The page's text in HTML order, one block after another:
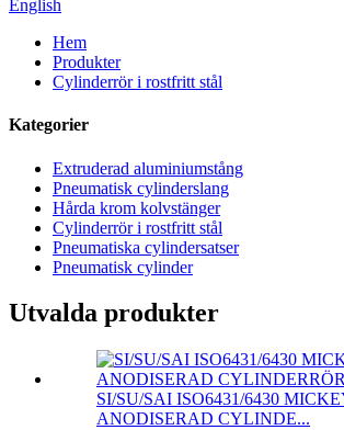
English
Hem
Produkter
Cylinderrör i rostfritt stål
Kategorier
Extruderad aluminiumstång
Pneumatisk cylinderslang
Hårda krom kolvstänger
Cylinderrör i rostfritt stål
Pneumatiska cylindersatser
Pneumatisk cylinder
Utvalda produkter
SI/SU/SAI ISO6431/6430
ANODISERAD CYLINDE...